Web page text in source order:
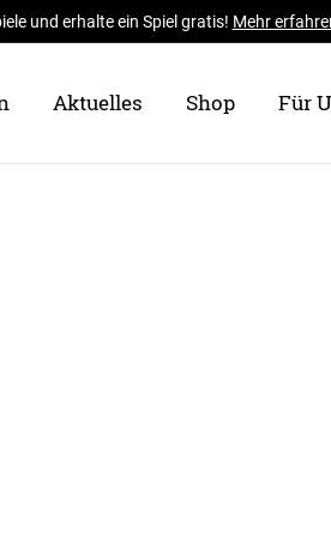
und erhalte ein Spiel gratis! Mehr
Aktuelles Shop Für